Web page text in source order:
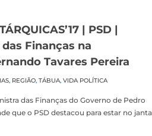
| PSD |
Finanças na
Tavares Pereira
, REGIÃO, TÁBUA, VIDA POLÍTICA
das Finanças do Governo de Pedro
que o PSD destacou para estar no